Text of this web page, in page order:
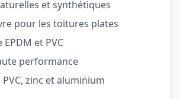
et synthétiques
pour les toitures plates
et PVC
performance
zinc et aluminium